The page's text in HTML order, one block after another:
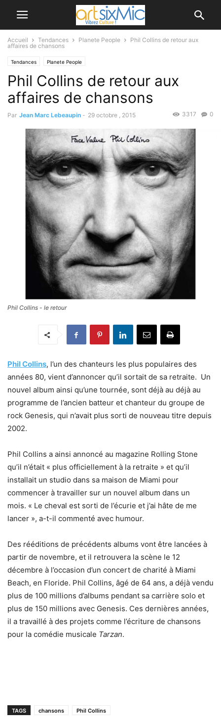
Accueil Tendances Planete People
Phil Collins de retour aux
affaires de chansons
Tendances Planete People
Phil Collins de retour aux
affaires de chansons
Par Jean Marc Lebeaupin - 29 octobre , 2015 0
3317
Phil Collins - le retour
Phil Collins, l’un des chanteurs les plus populaires des
années 80, vient d’annoncer qu’il sortait de sa retraite. Un
nouvel album ainsi qu’une tournée, sont déjà au déjà au
programme de l’ancien batteur et chanteur du groupe de
rock Genesis, qui n’avait plus sorti de nouveau titre depuis
2002.
Phil Collins a ainsi annoncé au magazine Rolling Stone
qu’il n’était « plus officiellement à la retraite » et qu’il
installait un studio dans sa maison de Miami pour
commencer à travailler sur un nouvel album dans un
mois. « Le cheval est sorti de l’écurie et j’ai hâte de me
lancer », a-t-il commenté avec humour.
Des rééditions de précédents albums vont être lancées à
partir de novembre, et il retrouvera la scène le 12
décembre à l’occasion d’un concert de charité à Miami
Beach, en Floride. Phil Collins, âgé de 64 ans, a déjà vendu
plus de 100 millions d’albums pendant sa carrière solo et
plus de 150 millions avec Genesis. Ces dernières années,
il a travaillé à des projets comme l’écriture de chansons
pour la comédie musicale Tarzan.
TAGS chansons Phil Collins